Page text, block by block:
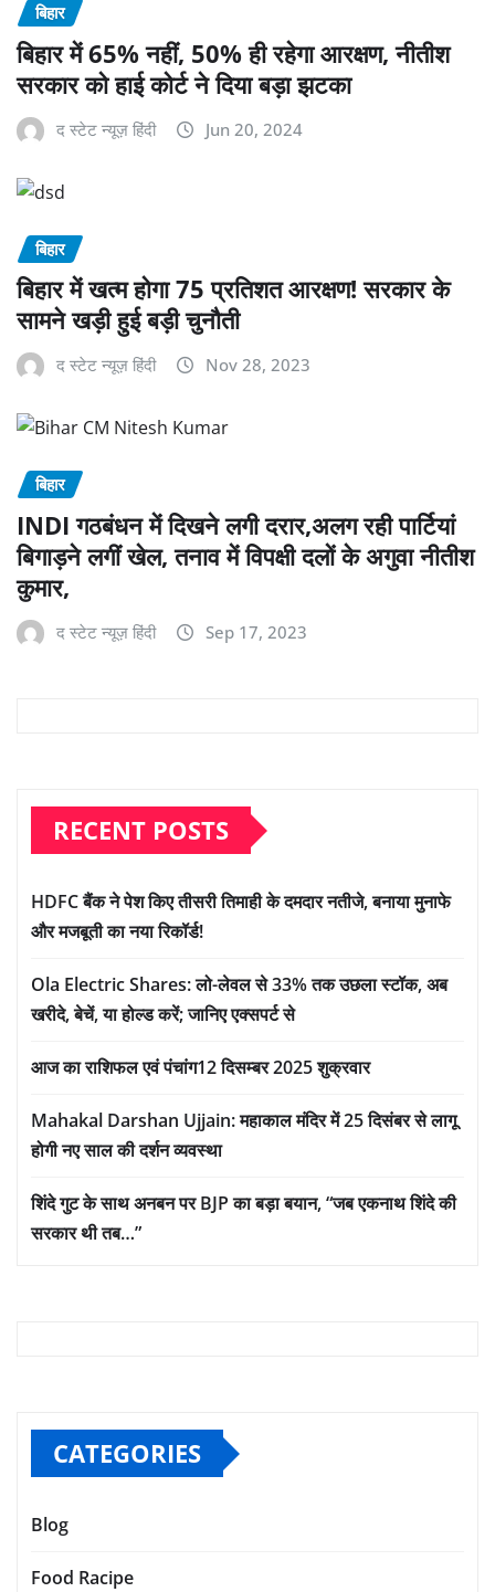
बिहार
बिहार में 65% नहीं, 50% ही रहेगा आरक्षण, नीतीश
सरकार को हाई कोर्ट ने दिया बड़ा झटका
द स्टेट न्यूज़ हिंदी Jun 20, 2024
बिहार
बिहार में खत्म होगा 75 प्रतिशत आरक्षण! सरकार के
सामने खड़ी हुई बड़ी चुनौती
द स्टेट न्यूज़ हिंदी Nov 28, 2023
बिहार
INDI गठबंधन में दिखने लगी दरार,अलग रही पार्टियां
बिगाड़ने लगीं खेल, तनाव में विपक्षी दलों के अगुवा नीतीश
कुमार,
द स्टेट न्यूज़ हिंदी Sep 17, 2023
RECENT POSTS
HDFC बैंक ने पेश किए तीसरी तिमाही के दमदार नतीजे, बनाया मुनाफे
और मजबूती का नया रिकॉर्ड!
Ola Electric Shares: लो-लेवल से 33% तक उछला स्टॉक, अब
खरीदे, बेचें, या होल्ड करें; जानिए एक्सपर्ट से
आज का राशिफल एवं पंचांग12 दिसम्बर 2025 शुक्रवार
Mahakal Darshan Ujjain: महाकाल मंदिर में 25 दिसंबर से लागू
होगी नए साल की दर्शन व्यवस्था
शिंदे गुट के साथ अनबन पर BJP का बड़ा बयान, “जब एकनाथ शिंदे की
सरकार थी तब…”
CATEGORIES
Blog
Food Racipe